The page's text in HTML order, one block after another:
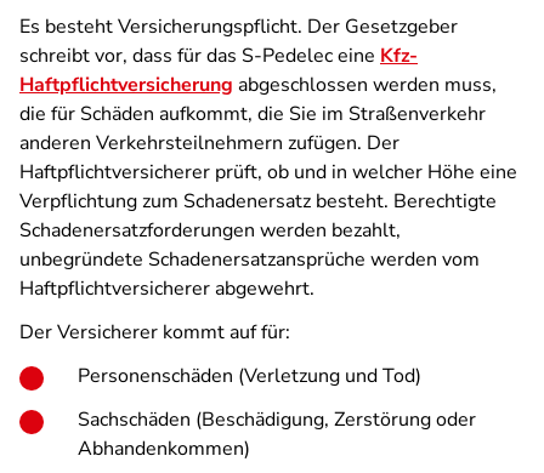
Es besteht Versicherungspflicht. Der Gesetzgeber
schreibt vor, dass für das S-Pedelec eine Kfz-
Haftpflichtversicherung abgeschlossen werden muss,
die für Schäden aufkommt, die Sie im Straßenverkehr
anderen Verkehrsteilnehmern zufügen. Der
Haftpflichtversicherer prüft, ob und in welcher Höhe eine
Verpflichtung zum Schadenersatz besteht. Berechtigte
Schadenersatzforderungen werden bezahlt,
unbegründete Schadenersatzansprüche werden vom
Haftpflichtversicherer abgewehrt.
Der Versicherer kommt auf für:
Personenschäden (Verletzung und Tod)
Sachschäden (Beschädigung, Zerstörung oder
Abhandenkommen)